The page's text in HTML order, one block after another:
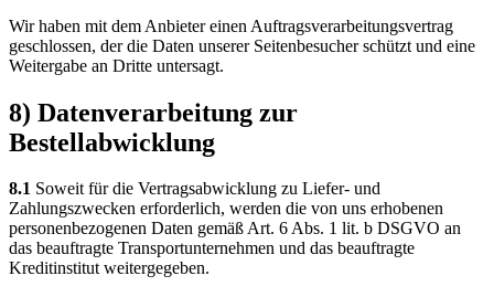
Wir haben mit dem Anbieter einen Auftragsverarbeitungsvertrag
geschlossen, der die Daten unserer Seitenbesucher schützt und eine
Weitergabe an Dritte untersagt.
8) Datenverarbeitung zur
Bestellabwicklung
8.1 Soweit für die Vertragsabwicklung zu Liefer- und
Zahlungszwecken erforderlich, werden die von uns erhobenen
personenbezogenen Daten gemäß Art. 6 Abs. 1 lit. b DSGVO an
das beauftragte Transportunternehmen und das beauftragte
Kreditinstitut weitergegeben.